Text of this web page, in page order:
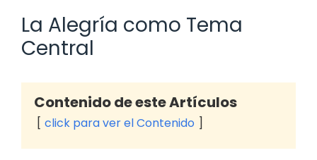
La Alegría como Tema
Central
Contenido de este Artículos
click para ver el Contenido